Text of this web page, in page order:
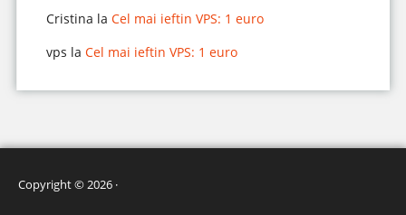
Cristina la Cel mai ieftin VPS: 1 euro
vps la Cel mai ieftin VPS: 1 euro
Copyright © 2026 ·